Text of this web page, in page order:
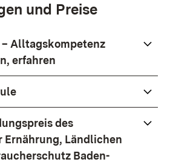
und Preise
– Alltagskompetenz
erfahren
des
Ernährung, Ländlichen
Baden-